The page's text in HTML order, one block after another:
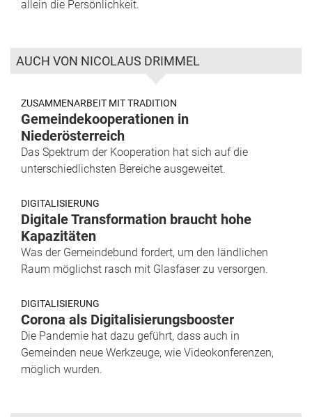
allein die Persönlichkeit.
AUCH VON NICOLAUS DRIMMEL
ZUSAMMENARBEIT MIT TRADITION
Gemeindekooperationen in
Niederösterreich
Das Spektrum der Kooperation hat sich auf die
unterschiedlichsten Bereiche ausgeweitet.
DIGITALISIERUNG
Digitale Transformation braucht hohe
Kapazitäten
Was der Gemeindebund fordert, um den ländlichen
Raum möglichst rasch mit Glasfaser zu versorgen.
DIGITALISIERUNG
Corona als Digitalisierungsbooster
Die Pandemie hat dazu geführt, dass auch in
Gemeinden neue Werkzeuge, wie Videokonferenzen,
möglich wurden.